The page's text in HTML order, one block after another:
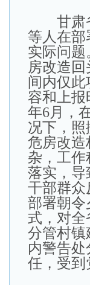
甘肃省
等人在
实际问题
房改造
间内仅
容和上报
年6月，
况下，
危房改造
杂，工
落实，导
干部群众
部署朝令
式，对
分管村镇
内警告
任，受到